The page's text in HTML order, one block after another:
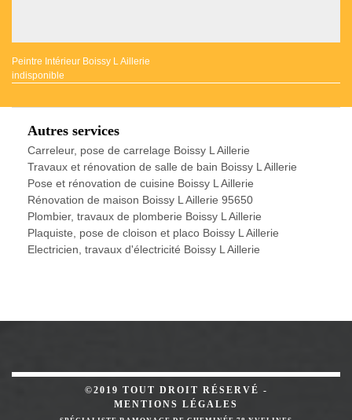
Peintre Intérieur Boissy L Aillerie
indisponible
Autres services
Carreleur, pose de carrelage Boissy L Aillerie
Travaux et rénovation de salle de bain Boissy L Aillerie
Pose et rénovation de cuisine Boissy L Aillerie
Rénovation de maison Boissy L Aillerie 95650
Plombier, travaux de plomberie Boissy L Aillerie
Plaquiste, pose de cloison et placo Boissy L Aillerie
Electricien, travaux d'électricité Boissy L Aillerie
©2019 TOUT DROIT RÉSERVÉ -
MENTIONS LÉGALES